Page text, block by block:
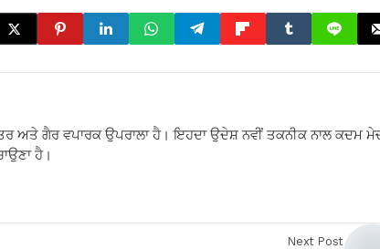
ਅਤੇ ਗੈਰ ਵਪਾਰਕ ਉਪਰਾਲਾ ਹੈ। ਇਹਦਾ ਉਦੇਸ਼ ਨਵੀਂ ਤਕਨੀਕ ਨਾਲ ਕਦਮ
ਹੈ।
Next Post